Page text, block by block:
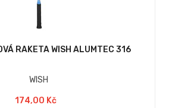
RAKETA WISH ALUMTEC 316
WISH
174,00 Kč